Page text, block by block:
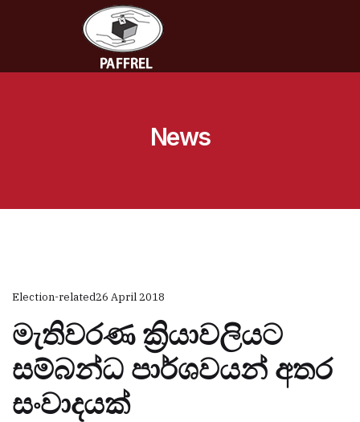
News
Election-related26 April 2018
මැතිවරණ ක්‍රියාවලියට
සම්බන්ධ පාර්ශවයන් අතර
සංවාදයක්